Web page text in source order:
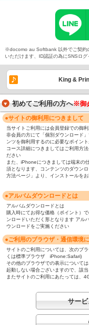
※docomo au Softbank 以外でご契約
いただけます、ID認証の為にSNSログ
King &
初めてご利用の方へ※御
●サイトの御利用につきまして
当サイトご利用には会員登録での御
非会員の方にて「個別ダウンロード
ンツを御利用するのに必要なポイン
コース詳細につきましてはご利用方
ださい
また、iPhoneにつきましては端末の
須となります、コンテンツのダウン
方法ページ」より、インストールを
●アルバムダウンロードとは
アルバムダウンロードとは
購入時にてお得な価格（ポイント）
ンロードいただく形となります アル
ウンロードをご実施ください
●ご利用のブラウザ・通信環境
サイトのご利用については、次のブ
くは標準ブラウザ iPhone:Safari)
その他のブラウザでの表示について
起動しない場合ございますので、該
またサイトのご利用にあたっては、
サー